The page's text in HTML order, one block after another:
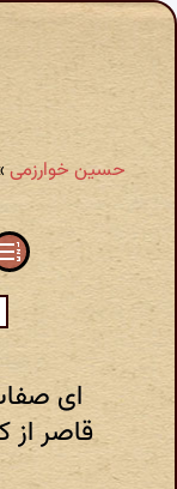
حسین خوارزمی
ای
قاصر از